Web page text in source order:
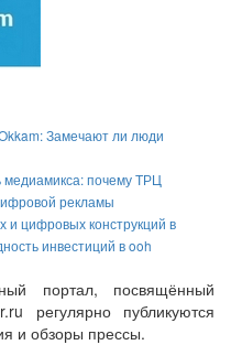
Замечают ли люди
медиамикса: почему ТРЦ
рекламы
и цифровых конструкций в
инвестиций в ooh
портал, посвящённый
регулярно публикуются
и обзоры прессы.